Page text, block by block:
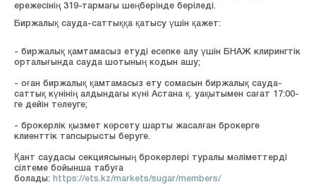
ережесінің 319-тармағы шеңберінде беріледі.
Биржалық сауда-саттыққа қатысу үшін қажет:
- биржалық қамтамасыз етуді есепке алу үшін БНАЖ клирингтік
орталығында сауда шотының кодын ашу;
- оған биржалық қамтамасыз ету сомасын биржалық сауда-
саттық күнінің алдындағы күні Астана қ. уақытымен сағат 17:00-
ге дейін төлеуге;
- брокерлік қызмет көрсету шарты жасалған брокерге
клиенттік тапсырысты беруге.
Қант саудасы секциясының брокерлері туралы мәліметтерді
сілтеме бойынша табуға
болады: https://ets.kz/markets/sugar/members/